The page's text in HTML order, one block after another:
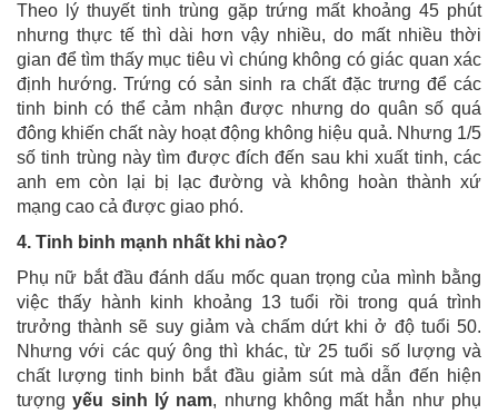
Theo lý thuyết tinh trùng gặp trứng mất khoảng 45 phút
nhưng thực tế thì dài hơn vậy nhiều, do mất nhiều thời
gian để tìm thấy mục tiêu vì chúng không có giác quan xác
định hướng. Trứng có sản sinh ra chất đặc trưng để các
tinh binh có thể cảm nhận được nhưng do quân số quá
đông khiến chất này hoạt động không hiệu quả. Nhưng 1/5
số tinh trùng này tìm được đích đến sau khi xuất tinh, các
anh em còn lại bị lạc đường và không hoàn thành xứ
mạng cao cả được giao phó.
4. Tinh binh mạnh nhất khi nào?
Phụ nữ bắt đầu đánh dấu mốc quan trọng của mình bằng
việc thấy hành kinh khoảng 13 tuổi rồi trong quá trình
trưởng thành sẽ suy giảm và chấm dứt khi ở độ tuổi 50.
Nhưng với các quý ông thì khác, từ 25 tuổi số lượng và
chất lượng tinh binh bắt đầu giảm sút mà dẫn đến hiện
tượngyếu sinh lý nam, nhưng không mất hẳn như phụ